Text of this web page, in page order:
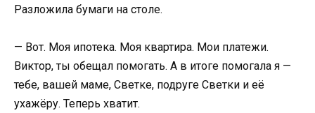
Разложила бумаги на столе.
— Вот. Моя ипотека. Моя квартира. Мои платежи.
Виктор, ты обещал помогать. А в итоге помогала я —
тебе, вашей маме, Светке, подруге Светки и её
ухажёру. Теперь хватит.